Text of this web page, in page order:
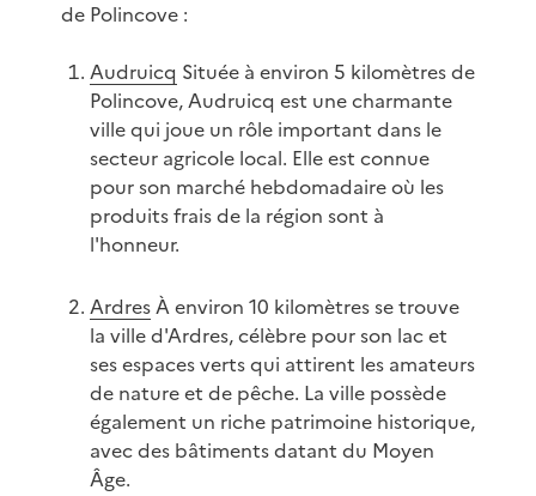
de Polincove :
Audruicq Située à environ 5 kilomètres de
Polincove, Audruicq est une charmante
ville qui joue un rôle important dans le
secteur agricole local. Elle est connue
pour son marché hebdomadaire où les
produits frais de la région sont à
l'honneur.
ArdresÀ environ 10 kilomètres se trouve
la ville d'Ardres, célèbre pour son lac et
ses espaces verts qui attirent les amateurs
de nature et de pêche. La ville possède
également un riche patrimoine historique,
avec des bâtiments datant du Moyen
Âge.